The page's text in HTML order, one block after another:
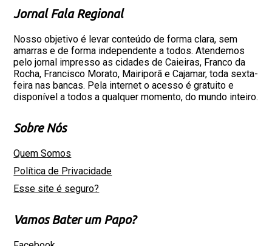
Jornal Fala Regional
Nosso objetivo é levar conteúdo de forma clara, sem
amarras e de forma independente a todos. Atendemos
pelo jornal impresso as cidades de Caieiras, Franco da
Rocha, Francisco Morato, Mairiporã e Cajamar, toda sexta-
feira nas bancas. Pela internet o acesso é gratuito e
disponível a todos a qualquer momento, do mundo inteiro.
Sobre Nós
Quem Somos
Política de Privacidade
Esse site é seguro?
Vamos Bater um Papo?